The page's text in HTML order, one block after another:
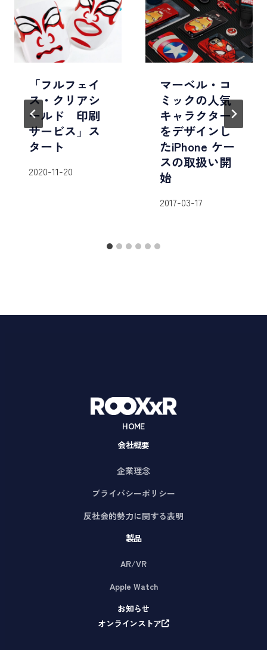
「フルフェイ
ス・クリアシ
ールド 印刷
サービス」ス
タート
2020-11-20
マーベル・コ
ミックの人気
キャラクター
をデザインし
たiPhone ケー
スの取扱い開
始
2017-03-17
HOME
会社概要
企業理念
プライバシーポリシー
反社会的勢力に関する表明
製品
AR/VR
Apple Watch
お知らせ
オンラインストア